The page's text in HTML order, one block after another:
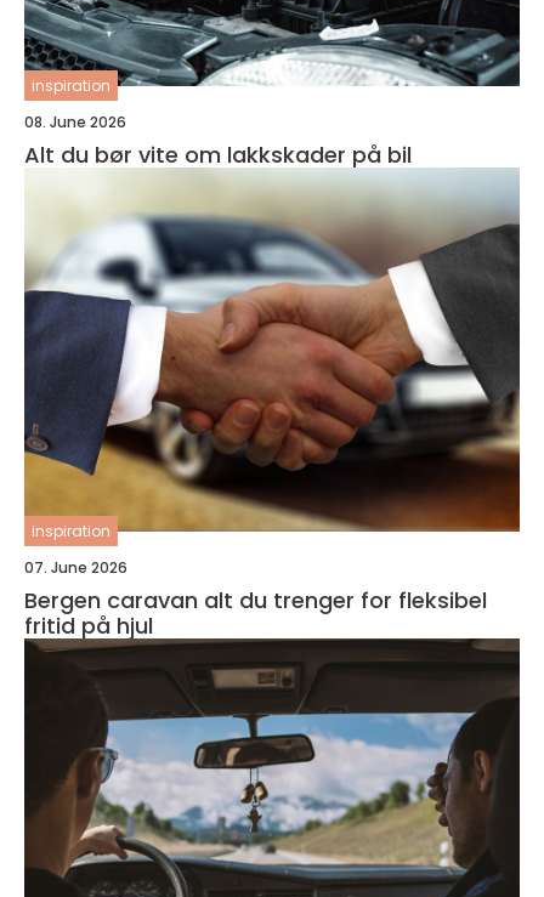
inspiration
08. June 2026
Alt du bør vite om lakkskader på bil
inspiration
07. June 2026
Bergen caravan alt du trenger for fleksibel
fritid på hjul